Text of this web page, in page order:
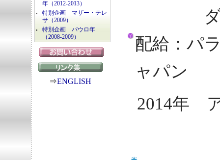
年（2012-2013）
特別企画 マザー・テレ
サ（2009）
特別企画 パウロ年
（2008-2009）
⇒ENGLISH
ダグ
配給：パ
ャパン
2014年